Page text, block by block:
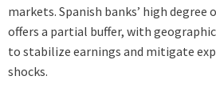
markets. Spanish banks’ high
offers a partial buffer, with
to stabilize earnings and mitigate
shocks.